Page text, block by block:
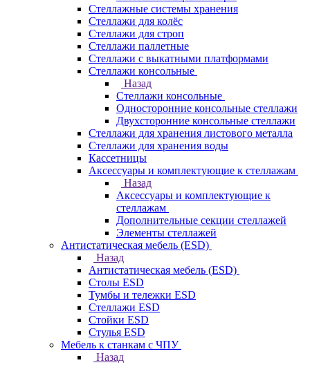
Стеллажные системы хранения
Стеллажи для колёс
Стеллажи для строп
Стеллажи паллетные
Стеллажи с выкатными платформами
Стеллажи консольные
Назад
Стеллажи консольные
Односторонние консольные стеллажи
Двухсторонние консольные стеллажи
Стеллажи для хранения листового металла
Стеллажи для хранения воды
Кассетницы
Аксесcуары и комплектующие к стеллажам
Назад
Аксесcуары и комплектующие к
стеллажам
Дополнительные секции стеллажей
Элементы стеллажей
Антистатическая мебель (ESD)
Назад
Антистатическая мебель (ESD)
Столы ESD
Тумбы и тележки ESD
Стеллажи ESD
Стойки ESD
Стулья ESD
Мебель к станкам с ЧПУ
Назад